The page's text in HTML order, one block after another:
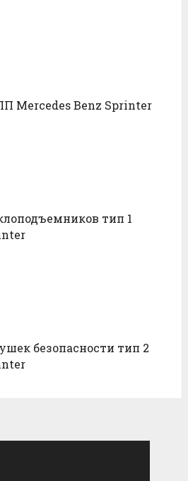
Mercedes Benz Sprinter
тип 1
безопасности тип 2